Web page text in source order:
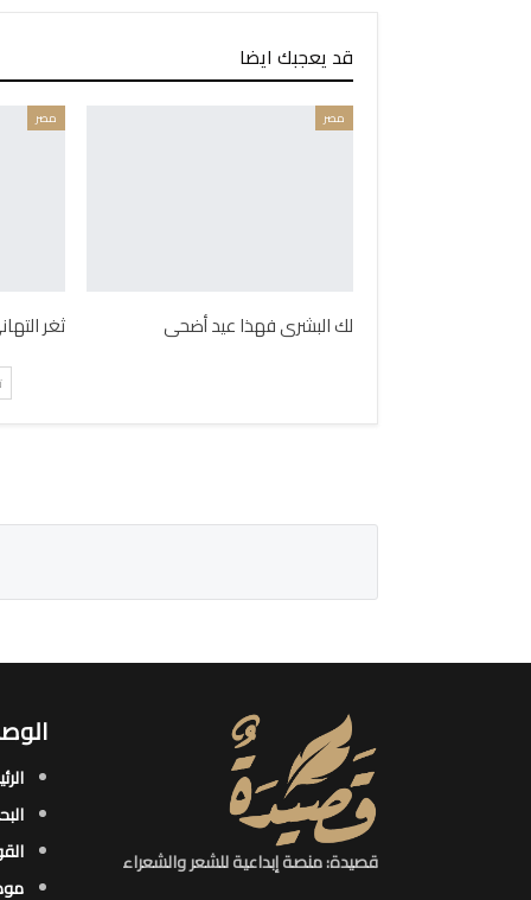
قد يعجبك ايضا
مصر
لك البشرى فهذا عيد أضحى
مصر
ثغر
قصيدة: منصة إبداعية للشعر والشعراء